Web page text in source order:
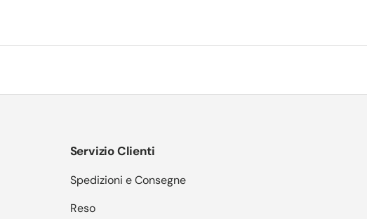
Servizio Clienti
Spedizioni e Consegne
Reso